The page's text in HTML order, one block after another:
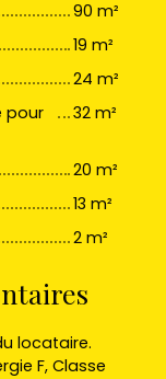
90 m²
19 m²
24 m²
pour
32 m²
20 m²
13 m²
2 m²
locataire.
F, Classe